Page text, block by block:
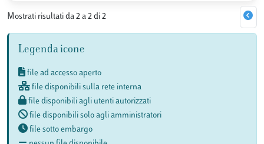
Mostrati risultati da 2 a 2 di 2
Legenda icone
file ad accesso aperto
file disponibili sulla rete interna
file disponibili agli utenti autorizzati
file disponibili solo agli amministratori
file sotto embargo